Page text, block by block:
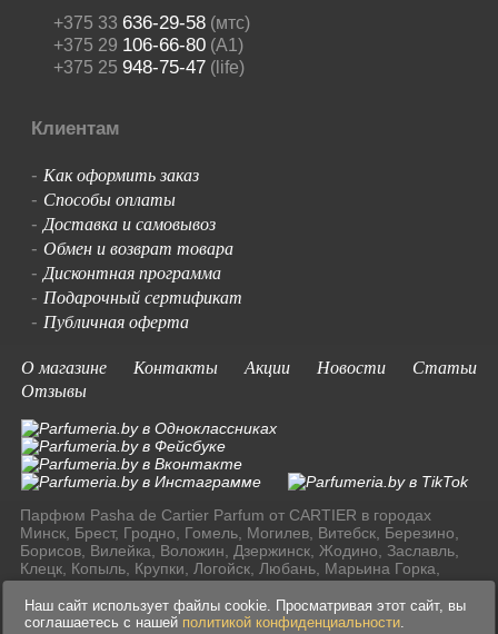
+375 33 636-29-58(мтс)
+375 29 106-66-80(A1)
+375 25 948-75-47(life)
Клиентам
- Как оформить заказ
- Способы оплаты
-Доставка и самовывоз
- Обмен и возврат товара
-Дисконтная программа
- Подарочный сертификат
- Публичная оферта
О магазине
Контакты Акции Новости
Статьи
Отзывы
Парфюм Pasha de Cartier Parfum от CARTIER в городах
Минск, Брест, Гродно, Гомель, Могилев, Витебск, Березино,
Борисов, Вилейка, Воложин, Дзержинск, Жодино, Заславль,
Клецк, Копыль, Крупки, Логойск, Любань, Марьина Горка,
Молодечно, Мядель, Несвиж, Слуцк, Смолевичи, Солигорск,
Старые Дороги, Столбцы, Узда, Фаниполь по доступным
ценам в Ресублике Беларусь.
Наш сайт использует файлы cookie. Просматривая этот сайт, вы
соглашаетесь с нашей политикой конфиденциальности.